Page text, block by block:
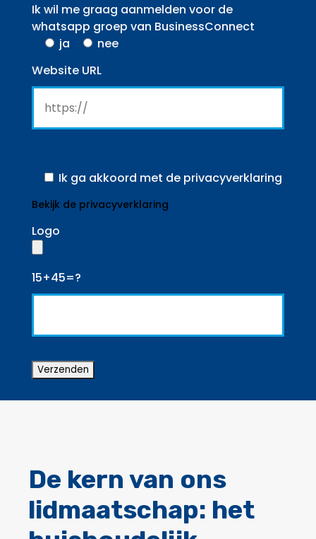
Ik wil me graag aanmelden voor de
whatsapp groep van BusinessConnect
ja
nee
Website URL
Ik ga akkoord met de privacyverklaring
Bekijk de privacyverklaring
Logo
15+45=?
De kern van ons
lidmaatschap: het